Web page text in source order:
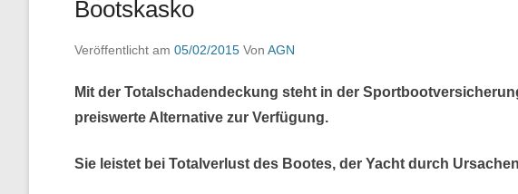
Bootskasko
Veröffentlicht am 05/02/2015 Von AGN
Mit der Totalschadendeckung steht in der
preiswerte Alternative zur Verfügung.
Sie leistet bei Totalverlust des Bootes, der Yacht durch